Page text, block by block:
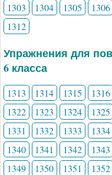
1303
1304 1305 1306
1312
Упражнения для
6 класса
1313 1314 1315 1316
1322
1323 1324 1325
1331
1332 1333 1334
1340
1341 1342 1343
1349
1350 1351 1352